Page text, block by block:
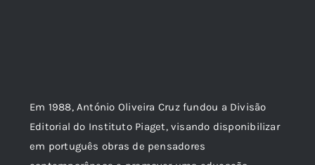
Em 1988, António Oliveira Cruz fundou a Divisão
Editorial do Instituto Piaget, visando disponibilizar
em português obras de pensadores